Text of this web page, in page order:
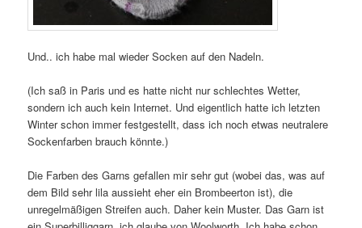
Und.. ich habe mal wieder Socken auf den Nadeln.
(Ich saß in Paris und es hatte nicht nur schlechtes Wetter,
sondern ich auch kein Internet. Und eigentlich hatte ich letzten
Winter schon immer festgestellt, dass ich noch etwas neutralere
Sockenfarben brauch könnte.)
Die Farben des Garns gefallen mir sehr gut (wobei das, was auf
dem Bild sehr lila aussieht eher ein Brombeerton ist), die
unregelmäßigen Streifen auch. Daher kein Muster. Das Garn ist